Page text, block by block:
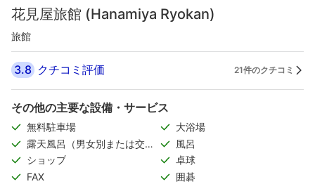
花見屋旅館 (Hanamiya Ryokan)
旅館
3.8 クチコミ評価 21件のクチコミ
その他の主要な設備・サービス
無料駐車場
大浴場
露天風呂（男女別または交代
制）
風呂
ショップ
卓球
FAX
囲碁